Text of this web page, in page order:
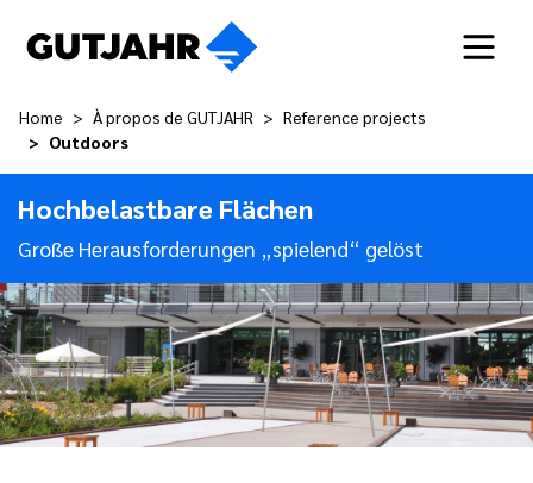
Home À propos de GUTJAHR
Reference projects
Outdoors
Hochbelastbare Flächen
Große Herausforderungen „spielend“ gelöst